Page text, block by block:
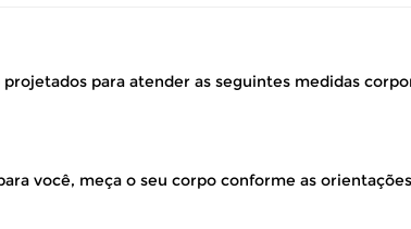
para atender as seguintes medidas
você, meça o seu corpo conforme as